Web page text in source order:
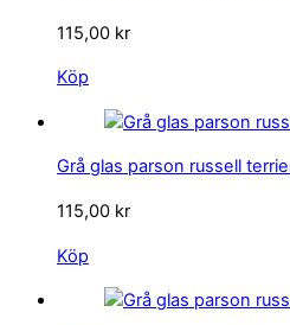
115,00 kr
Köp
Grå glas parson russell
115,00 kr
Köp